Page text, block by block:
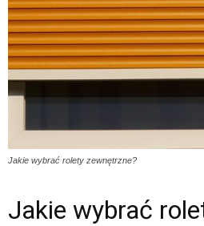
Jakie wybrać rolety zewnętrzne?
Jakie wybrać